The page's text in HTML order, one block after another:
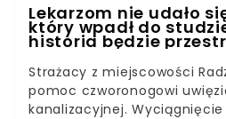
Lekarzom nie udało
który wpadł do
historia będzie
Strażacy z miejscowości
pomoc czworonogowi
kanalizacyjnej. Wyciągnięcie